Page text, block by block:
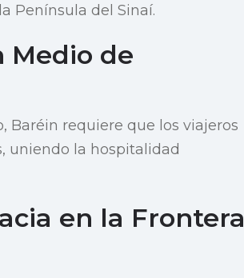
Península del Sinaí.
Medio de
Baréin requiere que los viajeros
uniendo la hospitalidad
en la Frontera